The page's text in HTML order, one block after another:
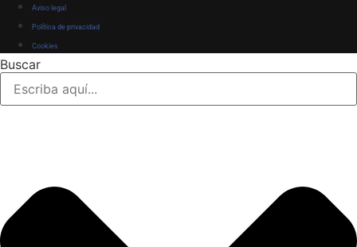
Aviso legal
Política de privacidad
Cookies
Buscar